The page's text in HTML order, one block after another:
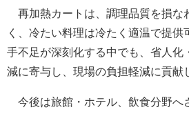
再加熱カートは、調理品質を損な
く、冷たい料理は冷たく適温で提供
手不足が深刻化する中でも、省人化
減に寄与し、現場の負担軽減に貢献
今後は旅館・ホテル、飲食分野へ